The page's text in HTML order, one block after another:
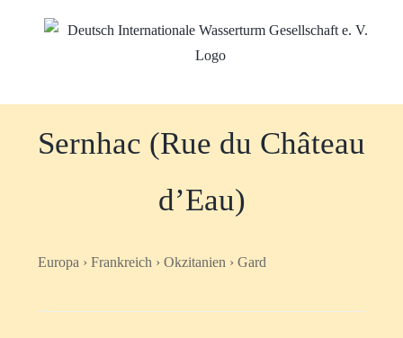
Sernhac (Rue du Château
d’Eau)
Europa › Frankreich › Okzitanien › Gard